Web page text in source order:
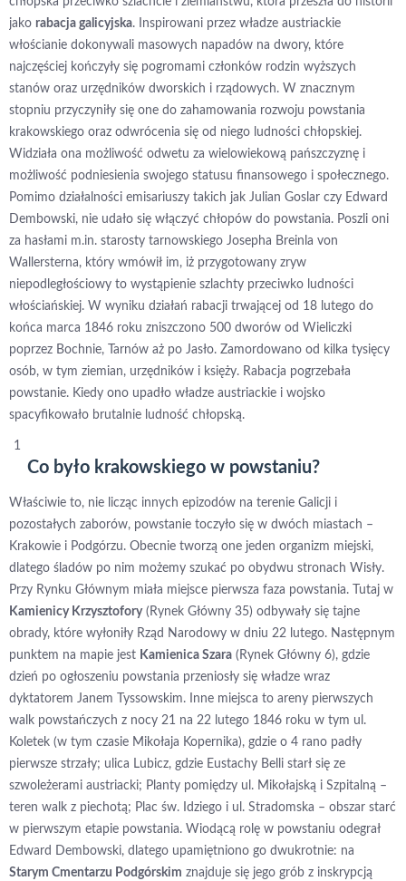
jako rabacja galicyjska. Inspirowani przez władze austriackie
włościanie dokonywali masowych napadów na dwory, które
najczęściej kończyły się pogromami członków rodzin wyższych
stanów oraz urzędników dworskich i rządowych. W znacznym
stopniu przyczyniły się one do zahamowania rozwoju powstania
krakowskiego oraz odwrócenia się od niego ludności chłopskiej.
Widziała ona możliwość odwetu za wielowiekową pańszczyznę i
możliwość podniesienia swojego statusu finansowego i społecznego.
Pomimo działalności emisariuszy takich jak Julian Goslar czy Edward
Dembowski, nie udało się włączyć chłopów do powstania. Poszli oni
za hasłami m.in. starosty tarnowskiego Josepha Breinla von
Wallersterna, który wmówił im, iż przygotowany zryw
niepodległościowy to wystąpienie szlachty przeciwko ludności
włościańskiej. W wyniku działań rabacji trwającej od 18 lutego do
końca marca 1846 roku zniszczono 500 dworów od Wieliczki
poprzez Bochnie, Tarnów aż po Jasło. Zamordowano od kilka tysięcy
osób, w tym ziemian, urzędników i księży. Rabacja pogrzebała
powstanie. Kiedy ono upadło władze austriackie i wojsko
spacyfikowało brutalnie ludność chłopską.
Co było krakowskiego w powstaniu?
Właściwie to, nie licząc innych epizodów na terenie Galicji i
pozostałych zaborów, powstanie toczyło się w dwóch miastach –
Krakowie i Podgórzu. Obecnie tworzą one jeden organizm miejski,
dlatego śladów po nim możemy szukać po obydwu stronach Wisły.
Przy Rynku Głównym miała miejsce pierwsza faza powstania. Tutaj w
Kamienicy Krzysztofory(Rynek Główny 35) odbywały się tajne
obrady, które wyłoniły Rząd Narodowy w dniu 22 lutego. Następnym
punktem na mapie jest Kamienica Szara (Rynek Główny 6), gdzie
dzień po ogłoszeniu powstania przeniosły się władze wraz
dyktatorem Janem Tyssowskim. Inne miejsca to areny pierwszych
walk powstańczych z nocy 21 na 22 lutego 1846 roku w tym ul.
Koletek (w tym czasie Mikołaja Kopernika), gdzie o 4 rano padły
pierwsze strzały; ulica Lubicz, gdzie Eustachy Belli starł się ze
szwoleżerami austriacki; Planty pomiędzy ul. Mikołajską i Szpitalną –
teren walk z piechotą; Plac św. Idziego i ul. Stradomska – obszar starć
w pierwszym etapie powstania. Wiodącą rolę w powstaniu odegrał
Edward Dembowski, dlatego upamiętniono go dwukrotnie: na
Starym Cmentarzu Podgórskim znajduje się jego grób z inskrypcją